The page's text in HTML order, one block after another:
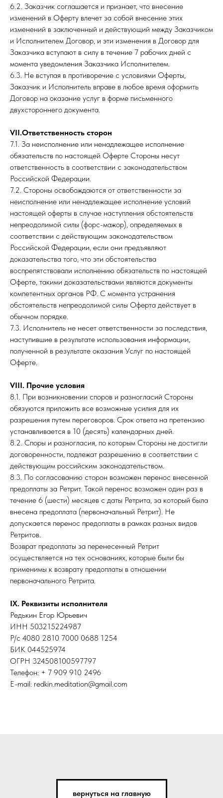
6.2. Заказчик соглашается и признает, что внесение
изменений в Оферту влечет за собой внесение этих
изменений в заключенный и действующий между Заказчиком
и Исполнителем Договор, и эти изменения в Договор для
Заказчика вступают в силу в течение 7 рабочих дней с
момента уведомления Заказчика Исполнителем.
6.3. Не вступая в противоречие с условиями Оферты,
Заказчик и Исполнитель вправе в любое время оформить
Договор на оказание услуг в форме письменного
двухстороннего документа.
VII.Ответственность сторон
7.1. За неисполнение или ненадлежащее исполнение
обязательств по настоящей Оферте Стороны несут
ответственность в соответствии с законодательством
Российской Федерации.
7.2. Стороны освобождаются от ответственности за
неисполнение или ненадлежащее исполнение условий
настоящей оферты в случае наступления обстоятельств
непреодолимой силы (форс-мажор), определяемых в
соответствии с действующим законодательством
Российской Федерации, если они предъявляют
доказательства того, что эти обстоятельства
воспрепятствовали исполнению обязательств по настоящей
Оферте, такими доказательствами являются документы
компетентных органов РФ. С момента устранения
обстоятельств непреодолимой силы Оферта действует в
обычном порядке.
7.3. Исполнитель не несет ответственности за последствия,
наступившие в результате использования информации,
полученной в результате оказания Услуг по настоящей
Оферте.
VIII. Прочие условия
8.1. При возникновении споров и разногласий Стороны
обязуются приложить все возможные усилия для их
разрешения путем переговоров. Срок ответа на претензию
устанавливается в 10 (десять) календарных дней.
8.2. Споры и разногласия, по которым Стороны не достигли
договоренности, подлежат разрешению в соответствии с
действующим российским законодательством.
8.3. По согласованию сторон возможен перенос внесенной
предоплаты за Ретрит. Такой перенос возможен один раз в
течение 6 (шести) месяцев с даты Ретрита, за который была
внесена предоплата (первоначальный Ретрит). Не
допускается перенос предоплаты в рамках разных видов
Ретритов.
Возврат предоплаты за перенесенный Ретрит
осуществляется на тех основаниях, которые были бы
применимы к возврату предоплаты в отношении
первоначального Ретрита.
IX. Реквизиты исполнителя
Редькин Егор Юрьевич
ИНН 503215224987
Р/с 4080 2810 7000 0688 1254
БИК 044525974
ОГРН 324508100597797
Телефон: + 7 909 910 2496
E-mail: redkin.meditation@gmail.com
вернуться на главную